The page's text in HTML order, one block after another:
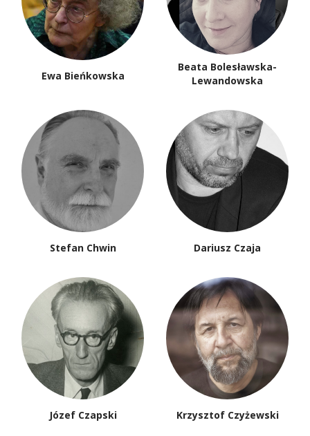
Ewa Bieńkowska
Beata Bolesławska-
Lewandowska
Stefan Chwin Dariusz Czaja
Józef Czapski Krzysztof Czyżewski